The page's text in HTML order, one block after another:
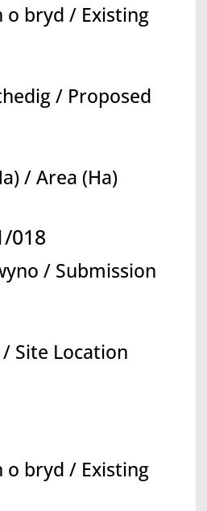
o bryd / Existing
/ Proposed
/ Area (Ha)
018
/ Submission
Site Location
o bryd / Existing